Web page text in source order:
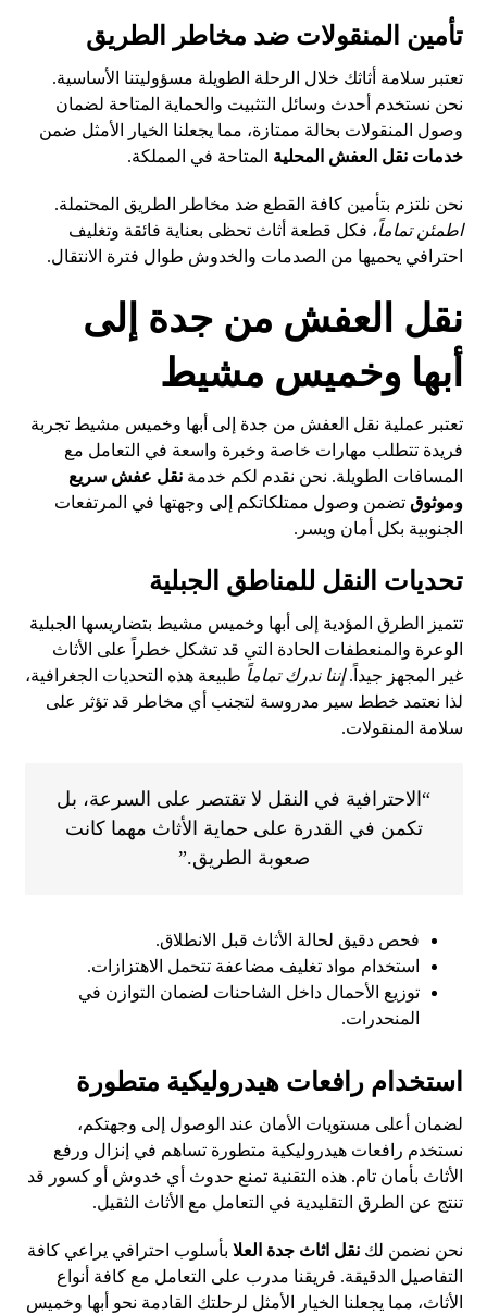
تأمين المنقولات ضد مخاطر الطريق
تعتبر سلامة أثاثك خلال الرحلة الطويلة مسؤوليتنا الأساسية.
نحن نستخدم أحدث وسائل التثبيت والحماية المتاحة لضمان
وصول المنقولات بحالة ممتازة، مما يجعلنا الخيار الأمثل ضمن
خدمات نقل العفش المحلية المتاحة في المملكة.
نحن نلتزم بتأمين كافة القطع ضد مخاطر الطريق المحتملة.
اطمئن تماماً، فكل قطعة أثاث تحظى بعناية فائقة وتغليف
احترافي يحميها من الصدمات والخدوش طوال فترة الانتقال.
نقل العفش من جدة إلى
أبها وخميس مشيط
تعتبر عملية نقل العفش من جدة إلى أبها وخميس مشيط تجربة
فريدة تتطلب مهارات خاصة وخبرة واسعة في التعامل مع
المسافات الطويلة. نحن نقدم لكم خدمةنقل عفش سريع
وموثوق تضمن وصول ممتلكاتكم إلى وجهتها في المرتفعات
الجنوبية بكل أمان ويسر.
تحديات النقل للمناطق الجبلية
تتميز الطرق المؤدية إلى أبها وخميس مشيط بتضاريسها الجبلية
الوعرة والمنعطفات الحادة التي قد تشكل خطراً على الأثاث
غير المجهز جيداً.إننا ندرك تماماً طبيعة هذه التحديات الجغرافية،
لذا نعتمد خطط سير مدروسة لتجنب أي مخاطر قد تؤثر على
سلامة المنقولات.
“الاحترافية في النقل لا تقتصر على السرعة، بل
تكمن في القدرة على حماية الأثاث مهما كانت
صعوبة الطريق.”
فحص دقيق لحالة الأثاث قبل الانطلاق.
استخدام مواد تغليف مضاعفة تتحمل الاهتزازات.
توزيع الأحمال داخل الشاحنات لضمان التوازن في
المنحدرات.
استخدام رافعات هيدروليكية متطورة
لضمان أعلى مستويات الأمان عند الوصول إلى وجهتكم،
نستخدم رافعات هيدروليكية متطورة تساهم في إنزال ورفع
الأثاث بأمان تام. هذه التقنية تمنع حدوث أي خدوش أو كسور قد
تنتج عن الطرق التقليدية في التعامل مع الأثاث الثقيل.
نحن نضمن لكنقل اثاث جدة العلا بأسلوب احترافي يراعي كافة
التفاصيل الدقيقة. فريقنا مدرب على التعامل مع كافة أنواع
الأثاث، مما يجعلنا الخيار الأمثل لرحلتك القادمة نحو أبها وخميس